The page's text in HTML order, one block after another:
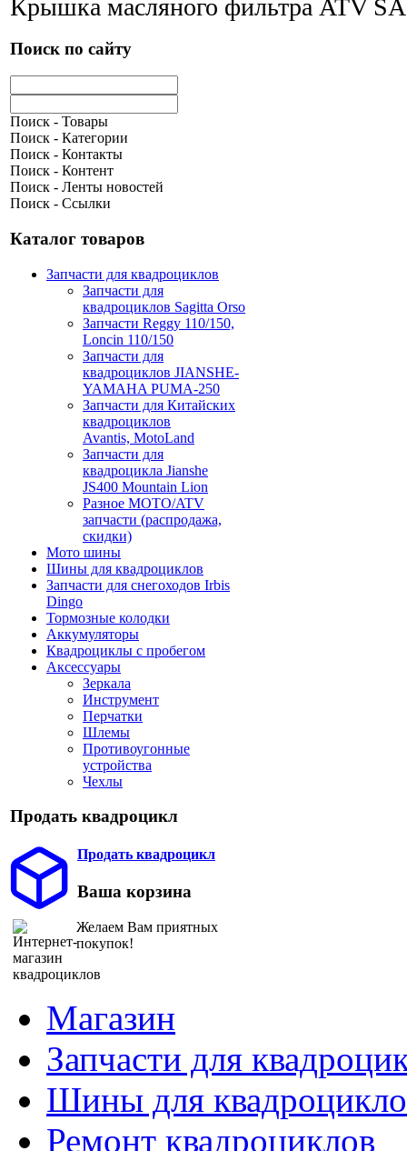
Крышка масляного фильтра ATV
Поиск по сайту
Поиск - Товары
Поиск - Категории
Поиск - Контакты
Поиск - Контент
Поиск - Ленты новостей
Поиск - Ссылки
Каталог товаров
Запчасти для квадроциклов
Запчасти для
квадроциклов Sagitta Orso
Запчасти Reggy 110/150,
Loncin 110/150
Запчасти для
квадроциклов JIANSHE-
YAMAHA PUMA-250
Запчасти для Китайских
квадроциклов
Avantis, MotoLand
Запчасти для
квадроцикла Jianshe
JS400 Mountain Lion
Разное МОТО/ATV
запчасти (распродажа,
скидки)
Мото шины
Шины для квадроциклов
Запчасти для снегоходов Irbis
Dingo
Тормозные колодки
Аккумуляторы
Квадроциклы с пробегом
Аксессуары
Зеркала
Инструмент
Перчатки
Шлемы
Противоугонные
устройства
Чехлы
Продать квадроцикл
Продать квадроцикл
Ваша корзина
Желаем Вам приятных
покупок!
Магазин
Запчасти для
Шины для
Ремонт квадроциклов